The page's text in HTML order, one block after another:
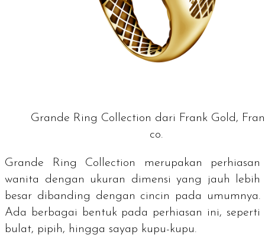
Grande Ring Collection dari Frank Gold,
co.
Grande Ring Collection merupakan perhiasan
wanita dengan ukuran dimensi yang jauh lebih
besar dibanding dengan cincin pada umumnya.
Ada berbagai bentuk pada perhiasan ini, seperti
bulat, pipih, hingga sayap kupu-kupu.